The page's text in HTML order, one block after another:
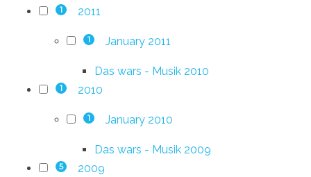
1 2011
1 January 2011
Das wars - Musik 2010
1 2010
1 January 2010
Das wars - Musik 2009
5 2009